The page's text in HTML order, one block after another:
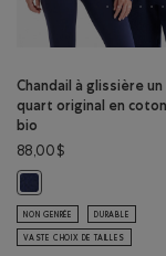
Chandail à glissière un
quart original en coton
bio
88,00$
NON GENRÉE DURABLE
VASTE CHOIX DE TAILLES